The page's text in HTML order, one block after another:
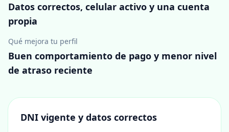
Datos correctos, celular activo y una cuenta
propia
Qué mejora tu perfil
Buen comportamiento de pago y menor nivel
de atraso reciente
DNI vigente y datos correctos